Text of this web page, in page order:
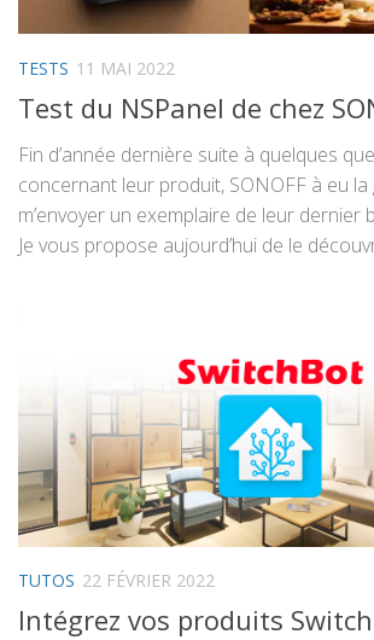
TESTS 11 MAI 2022
Test du NSPanel de chez
Fin d’année dernière suite à quelques
concernant leur produit, SONOFF à eu la
m’envoyer un exemplaire de leur dernier
Je vous propose aujourd’hui de le
TUTOS 22 FÉVRIER 2022
Intégrez vos produits